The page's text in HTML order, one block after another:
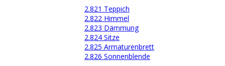
2.821 Teppich
2.822 Himmel
2.823 Dämmung
2.824 Sitze
2.825 Armaturenbrett
2.826 Sonnenblende